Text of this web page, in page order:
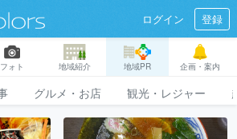
ログイン 登録
フォト 地域紹介 地域PR 企画・案内
グルメ・お店 観光・レジャー